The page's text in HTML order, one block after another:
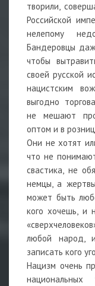
творили,
Российской
нелепому
Бандеровцы
чтобы
своей русской
нацистским
выгодно
не мешают
оптом и в
Они не хотят
что не
свастика, не
немцы, а
может быть
кого хочешь, и
любой народ,
записать кого
Нацизм очень